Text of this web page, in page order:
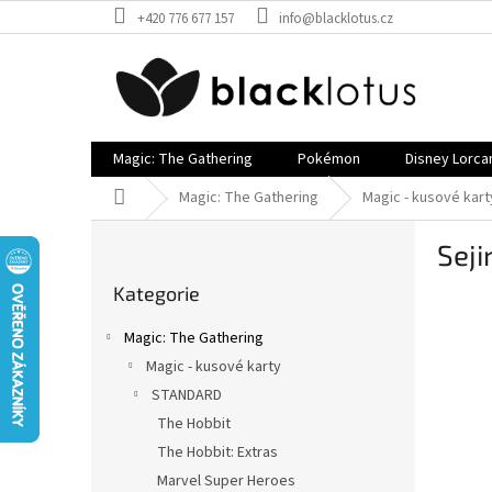
na
+420 776 677 157 info@blacklotus.cz
Magic: The Gathering Pokémon Disney
Domů Magic: The Gathering Magic - kusové
kategorie
Kategorie
Magic: The Gathering
Magic - kusové karty
STANDARD
The Hobbit
The Hobbit: Extras
Marvel Super Heroes